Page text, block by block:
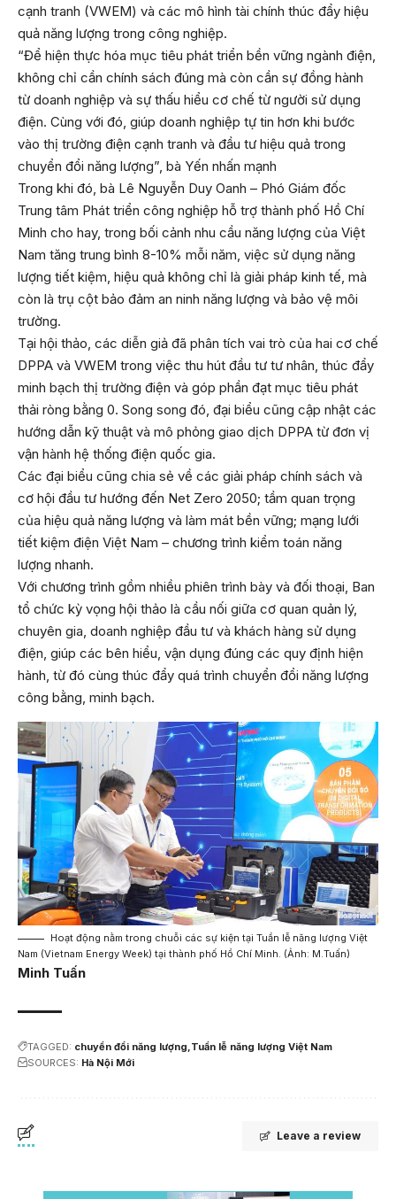
cạnh tranh (VWEM) và các mô hình tài chính thúc đẩy hiệu
quả năng lượng trong công nghiệp.
“Để hiện thực hóa mục tiêu phát triển bền vững ngành điện,
không chỉ cần chính sách đúng mà còn cần sự đồng hành
từ doanh nghiệp và sự thấu hiểu cơ chế từ người sử dụng
điện. Cùng với đó, giúp doanh nghiệp tự tin hơn khi bước
vào thị trường điện cạnh tranh và đầu tư hiệu quả trong
chuyển đổi năng lượng”, bà Yến nhấn mạnh
Trong khi đó, bà Lê Nguyễn Duy Oanh – Phó Giám đốc
Trung tâm Phát triển công nghiệp hỗ trợ thành phố Hồ Chí
Minh cho hay, trong bối cảnh nhu cầu năng lượng của Việt
Nam tăng trung bình 8-10% mỗi năm, việc sử dụng năng
lượng tiết kiệm, hiệu quả không chỉ là giải pháp kinh tế, mà
còn là trụ cột bảo đảm an ninh năng lượng và bảo vệ môi
trường.
Tại hội thảo, các diễn giả đã phân tích vai trò của hai cơ chế
DPPA và VWEM trong việc thu hút đầu tư tư nhân, thúc đẩy
minh bạch thị trường điện và góp phần đạt mục tiêu phát
thải ròng bằng 0. Song song đó, đại biểu cũng cập nhật các
hướng dẫn kỹ thuật và mô phỏng giao dịch DPPA từ đơn vị
vận hành hệ thống điện quốc gia.
Các đại biểu cũng chia sẻ về các giải pháp chính sách và
cơ hội đầu tư hướng đến Net Zero 2050; tầm quan trọng
của hiệu quả năng lượng và làm mát bền vững; mạng lưới
tiết kiệm điện Việt Nam – chương trình kiểm toán năng
lượng nhanh.
Với chương trình gồm nhiều phiên trình bày và đối thoại, Ban
tổ chức kỳ vọng hội thảo là cầu nối giữa cơ quan quản lý,
chuyên gia, doanh nghiệp đầu tư và khách hàng sử dụng
điện, giúp các bên hiểu, vận dụng đúng các quy định hiện
hành, từ đó cùng thúc đẩy quá trình chuyển đổi năng lượng
công bằng, minh bạch.
Hoạt động nằm trong chuỗi các sự kiện tại Tuần lễ năng lượng Việt
Nam (Vietnam Energy Week) tại thành phố Hồ Chí Minh. (Ảnh: M.Tuấn)
Minh Tuấn
TAGGED: chuyển đổi năng lượng Tuần lễ năng lượng Việt Nam
SOURCES: Hà Nội Mới
Leave a review